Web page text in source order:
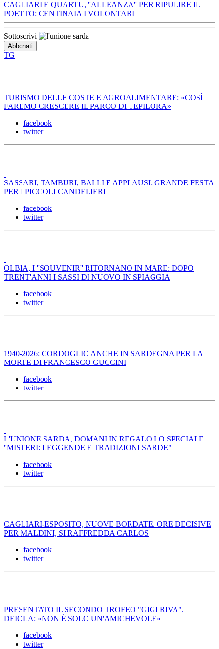
CAGLIARI E QUARTU, ''ALLEANZA'' PER RIPULIRE IL
POETTO: CENTINAIA I VOLONTARI
Sottoscrivi
TG
TURISMO DELLE COSTE E AGROALIMENTARE: «COSÌ
FAREMO CRESCERE IL PARCO DI TEPILORA»
facebook
twitter
SASSARI, TAMBURI, BALLI E APPLAUSI: GRANDE FESTA
PER I PICCOLI CANDELIERI
facebook
twitter
OLBIA, I ''SOUVENIR'' RITORNANO IN MARE: DOPO
TRENT'ANNI I SASSI DI NUOVO IN SPIAGGIA
facebook
twitter
1940-2026: CORDOGLIO ANCHE IN SARDEGNA PER LA
MORTE DI FRANCESCO GUCCINI
facebook
twitter
L'UNIONE SARDA, DOMANI IN REGALO LO SPECIALE
''MISTERI: LEGGENDE E TRADIZIONI SARDE"
facebook
twitter
CAGLIARI-ESPOSITO, NUOVE BORDATE. ORE DECISIVE
PER MALDINI, SI RAFFREDDA CARLOS
facebook
twitter
PRESENTATO IL SECONDO TROFEO "GIGI RIVA".
DEIOLA: «NON È SOLO UN'AMICHEVOLE»
facebook
twitter